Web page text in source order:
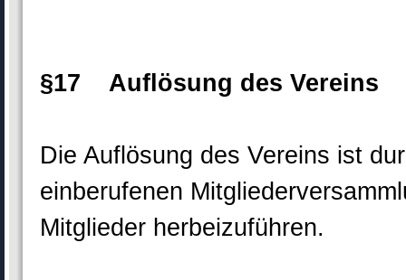
§17 Auflösung des Vereins
Die Auflösung des Vereins ist
einberufenen
Mitglieder herbeizuführen.